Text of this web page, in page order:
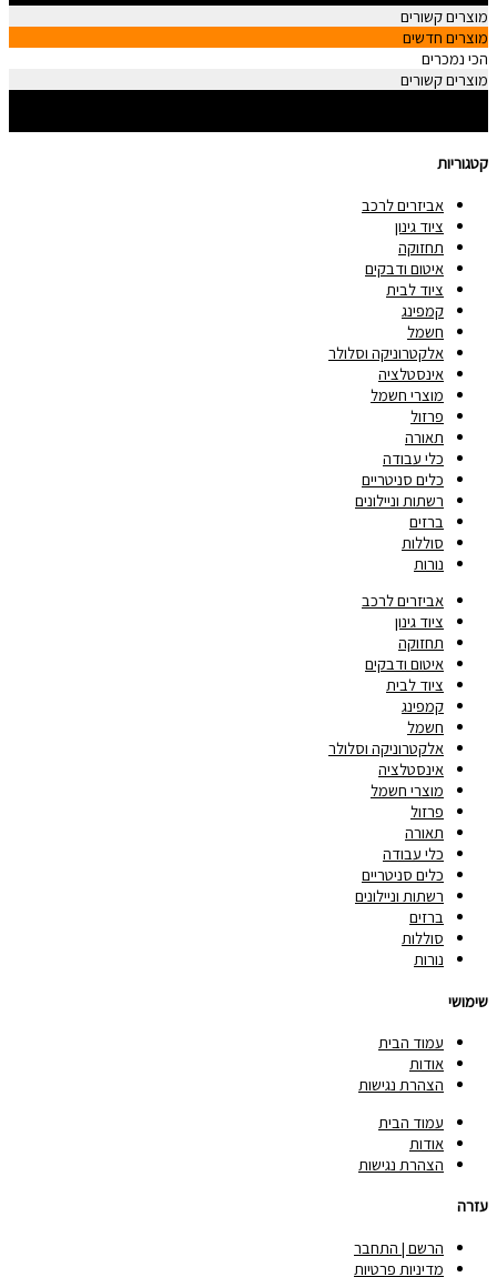
מוצרים קשורים
מוצרים חדשים
הכי נמכרים
מוצרים קשורים
קטגוריות
אביזרים לרכב
ציוד גינון
תחזוקה
איטום ודבקים
ציוד לבית
קמפינג
חשמל
אלקטרוניקה וסלולר
אינסטלציה
מוצרי חשמל
פרזול
תאורה
כלי עבודה
כלים סניטריים
רשתות וניילונים
ברזים
סוללות
נורות
אביזרים לרכב
ציוד גינון
תחזוקה
איטום ודבקים
ציוד לבית
קמפינג
חשמל
אלקטרוניקה וסלולר
אינסטלציה
מוצרי חשמל
פרזול
תאורה
כלי עבודה
כלים סניטריים
רשתות וניילונים
ברזים
סוללות
נורות
שימושי
עמוד הבית
אודות
הצהרת נגישות
עמוד הבית
אודות
הצהרת נגישות
עזרה
הרשם | התחבר
מדיניות פרטיות